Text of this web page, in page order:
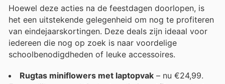
Hoewel deze acties na de feestdagen doorlopen, is
het een uitstekende gelegenheid om nog te profiteren
van eindejaarskortingen. Deze deals zijn ideaal voor
iedereen die nog op zoek is naar voordelige
schoolbenodigdheden of leuke accessoires.
Rugtas miniflowers met laptopvak – nu €24,99.